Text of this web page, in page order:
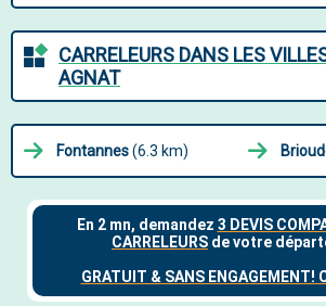
CARRELEURS DANS LES
AGNAT
Fontannes(6.3 km)